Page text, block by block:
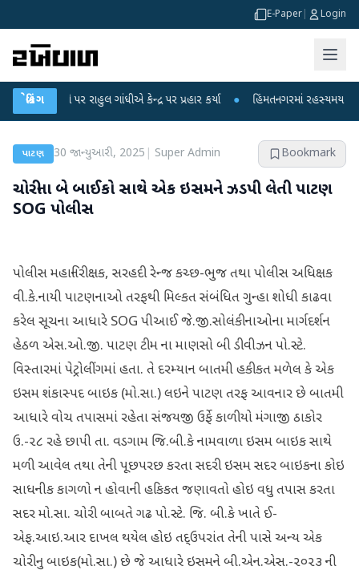
E-Paper Login
બ્રેકિંગ
પર રાહુલ ગાંધીએ કેન્દ્ર પર પ્રહાર કર્યા ● હિંમતનગરમાં રહસ્યમય વાયરસ કે
પાટણ 30 જાન્યુઆરી, 2025 Super Admin Bookmark
ચોરીના બે બાઈકો સાથે એક ઇસમને ઝડપી લેતી પાટણ
SOG પોલીસ
પોલીસ મહાનિરીક્ષક, સરહદી રેન્જ કચ્છ-ભુજ તથા પોલીસ અધિક્ષક
વી.કે.નાયી પાટણનાઓ તરફથી મિલ્કત સંબંધિત ગુન્હા શોધી કાઢવા
કરેલ સૂચના આધારે SOG પીઆઈ જે.જી.સોલંકીનાઓના માર્ગદર્શન
હેઠળ એસ.ઓ.જી. પાટણ ટીમ ના માણસો બી ડીવીઝન પો.સ્ટે.
વિસ્તારમાં પેટ્રોલીંગમાં હતા. તે દરમ્યાન બાતમી હકીકત મળેલ કે એક
ઇસમ શંકાસ્પદ બાઇક (મો.સા.) લઇને પાટણ તરફ આવનાર છે બાતમી
આધારે વોચ તપાસમાં રહેતા સંજયજી ઉર્ફે કાળીયો મંગાજી ઠાકોર
ઉ.-૨૮ રહે છાપી તા. વડગામ જિ.બી.કે નામવાળા ઇસમ બાઇક સાથે
મળી આવેલ તથા તેની પૂછપરછ કરતા સદરી ઇસમ સદર બાઇકના કોઇ
સાધનીક કાગળો ન હોવાની હકિકત જણાવતો હોઇ વધુ તપાસ કરતા
સદર મો.સા. ચોરી બાબતે ગઢ પો.સ્ટે. જિ. બી.કે ખાતે ઈ-
એફ.આઇ.આર દાખલ થયેલ હોઇ તદ્ઉપરાંત તેની પાસે અન્ય એક
ચોરીનુ બાઇક(મો.સા.) છે જે આધારે ઇસમને બી.એન.એસ.-૨૦૨૩ ની